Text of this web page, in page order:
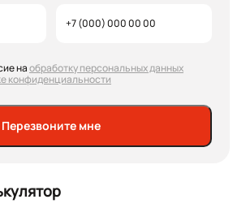
наобработку персональных данных
конфиденциальности
Перезвоните мне